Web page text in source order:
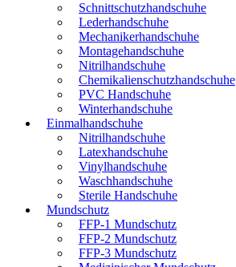
Schnittschutzhandschuhe
Lederhandschuhe
Mechanikerhandschuhe
Montagehandschuhe
Nitrilhandschuhe
Chemikalienschutzhandschuhe
PVC Handschuhe
Winterhandschuhe
Einmalhandschuhe
Nitrilhandschuhe
Latexhandschuhe
Vinylhandschuhe
Waschhandschuhe
Sterile Handschuhe
Mundschutz
FFP-1 Mundschutz
FFP-2 Mundschutz
FFP-3 Mundschutz